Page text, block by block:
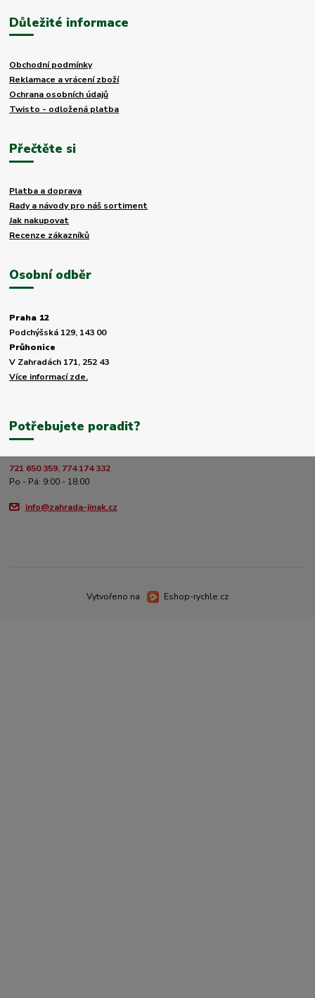
Důležité informace
Obchodní podmínky
Reklamace a vrácení zboží
Ochrana osobních údajů
Twisto - odložená platba
Přečtěte si
Platba a doprava
Rady a návody pro náš sortiment
Jak nakupovat
Recenze zákazníků
Osobní odběr
Praha 12
Podchýšská 129, 143 00
Průhonice
V Zahradách 171, 252 43
Více informací zde.
Potřebujete poradit?
721 650 359, 774 174 332
Po - Pá: 9:00 - 18:00
info@zahrada-jinak.cz
Vytvořeno na Eshop-rychle.cz